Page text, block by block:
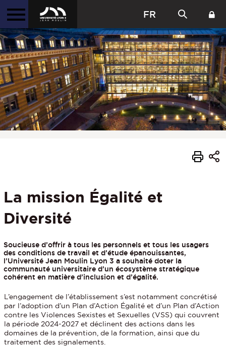
FR
La mission Égalité et
Diversité
Soucieuse d’offrir à tous les personnels et tous les usagers
des conditions de travail et d’étude épanouissantes,
l’Université Jean Moulin Lyon 3 a souhaité doter la
communauté universitaire d’un écosystème stratégique
cohérent en matière d’inclusion et d’égalité.
L’engagement de l’établissement s’est notamment concrétisé
par l’adoption d’un Plan d’Action Égalité et d’un Plan d’Action
contre les Violences Sexistes et Sexuelles (VSS) qui couvrent
la période 2024-2027 et déclinent des actions dans les
domaines de la prévention, de la formation, ainsi que du
traitement des signalements.